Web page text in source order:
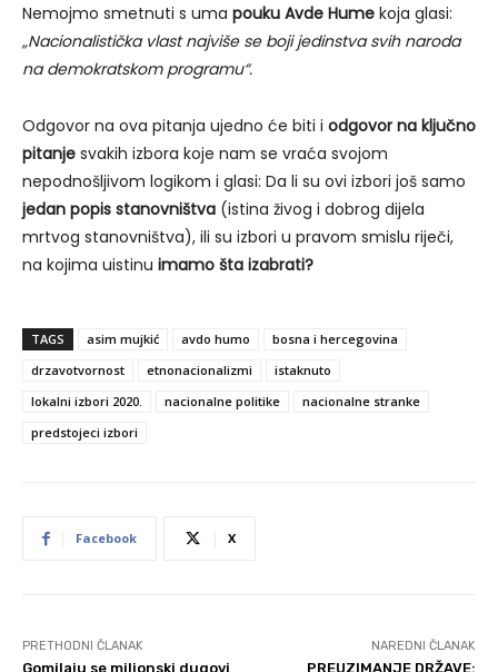
Nemojmo smetnuti s uma pouku Avde Hume koja glasi:
„Nacionalistička vlast najviše se boji jedinstva svih naroda
na demokratskom programu“.
Odgovor na ova pitanja ujedno će biti i odgovor na ključno
pitanje svakih izbora koje nam se vraća svojom
nepodnošljivom logikom i glasi: Da li su ovi izbori još samo
jedan popis stanovništva (istina živog i dobrog dijela
mrtvog stanovništva), ili su izbori u pravom smislu riječi,
na kojima uistinu imamo šta izabrati?
TAGS asim mujkić avdo humo
bosna i hercegovina
drzavotvornost
etnonacionalizmi
istaknuto
lokalni izbori 2020.
nacionalne politike
nacionalne stranke
predstojeci izbori
Facebook X
PRETHODNI ČLANAK
Gomilaju se milionski dugovi
NAREDNI ČLANAK
PREUZIMANJE DRŽAVE: